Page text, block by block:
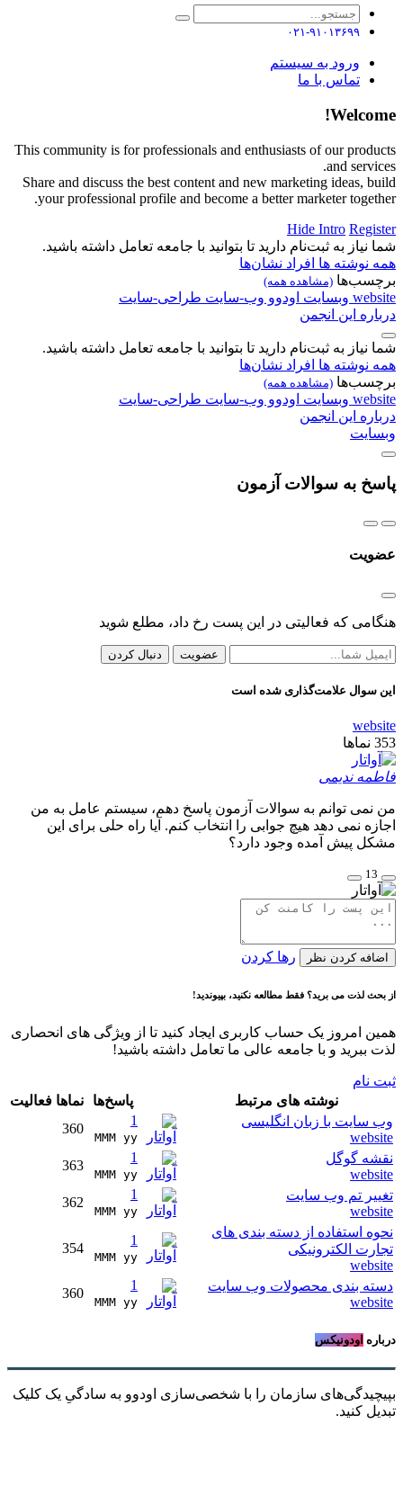
۰۲۱-۹۱۰۱۳۶۹۹
ورود به سیستم
تماس با ما
Welcome!
This community is for professionals and enthusiasts of our products
and services.
Share and discuss the best content and new marketing ideas, build
your professional profile and become a better marketer together.
Hide Intro Register
شما نیاز به ثبت‌نام دارید تا بتوانید با جامعه تعامل داشته باشید.
همه نوشته ها افراد نشان‌ها
برچسب‌ها (مشاهده همه)
website وبسایت اودوو وب-سایت طراحی-سایت
درباره این انجمن
شما نیاز به ثبت‌نام دارید تا بتوانید با جامعه تعامل داشته باشید.
همه نوشته ها افراد نشان‌ها
برچسب‌ها (مشاهده همه)
website وبسایت اودوو وب-سایت طراحی-سایت
درباره این انجمن
وبسایت
پاسخ به سوالات آزمون
عضویت
هنگامی که فعالیتی در این پست رخ داد، مطلع شوید
عضویت دنبال کردن
این سوال علامت‌گذاری شده است
website
353 نماها
فاطمه ندیمی
من نمی توانم به سوالات آزمون پاسخ دهم، سیستم عامل به من
اجازه نمی دهد هیچ جوابی را انتخاب کنم. آیا راه حلی برای این
مشکل پیش آمده وجود دارد؟
13
اضافه کردن نظر رها کردن
از بحث لذت می برید؟ فقط مطالعه نکنید، بپیوندید!
همین امروز یک حساب کاربری ایجاد کنید تا از ویژگی های انحصاری
لذت ببرید و با جامعه عالی ما تعامل داشته باشید!
ثبت نام
نوشته های مرتبط
پاسخ‌ها نماها فعالیت
وب سایت با زبان انگلیسی
website
1
MMM yy
360
نقشه گوگل
website
1
MMM yy
363
تغییر تم وب سایت
website
1
MMM yy
362
نحوه استفاده از دسته بندی های
تجارت الکترونیکی
website
1
MMM yy
354
دسته بندی محصولات وب سایت
website
1
MMM yy
360
درباره اودونیکس
بپیچیدگی‌های سازمان را با شخصی‌سازی اودوو به سادگیِ یک کلیک
تبدیل کنید.